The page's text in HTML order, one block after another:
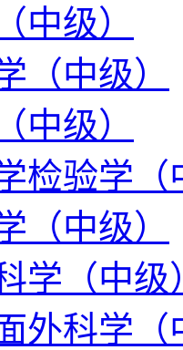
中级）
（中级）
中级）
检验学（
（中级）
学（中级
外科学（